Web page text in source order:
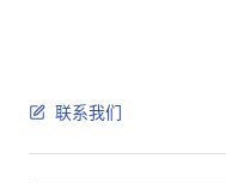
联系我们